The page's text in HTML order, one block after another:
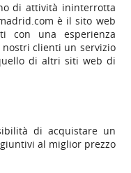
di attività ininterrotta
è il sito web
con una esperienza
clienti un servizio
di altri siti web di
di acquistare un
al miglior prezzo